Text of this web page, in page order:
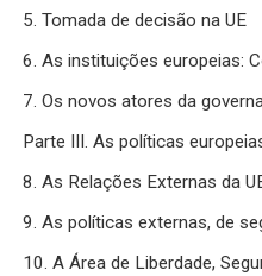
5. Tomada de decisão na UE
6. As instituições europeias:
7. Os novos atores da
Parte III. As políticas
8. As Relações Externas da
9. As políticas externas, de
10. A Área de Liberdade,